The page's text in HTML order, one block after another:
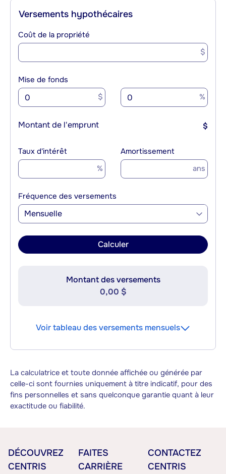
Versements hypothécaires
Coût de la propriété
$
Mise de fonds
$ %
Montant de l'emprunt $
Taux d'intérêt
%
Amortissement
ans
Fréquence des versements
Mensuelle
Calculer
Montant des versements
0,00 $
Voir tableau des versements mensuels
La calculatrice et toute donnée affichée ou générée par
celle-ci sont fournies uniquement à titre indicatif, pour des
fins personnelles et sans quelconque garantie quant à leur
exactitude ou fiabilité.
DÉCOUVREZ
CENTRIS
FAITES
CARRIÈRE
CONTACTEZ
CENTRIS